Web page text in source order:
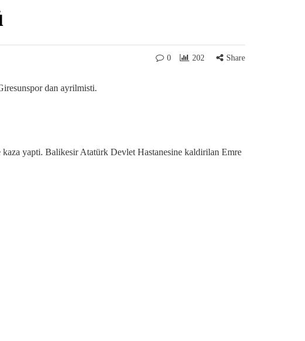
0 202 Share
dan ayrilmisti.
yapti. Balikesir Atatürk Devlet Hastanesine kaldirilan Emre